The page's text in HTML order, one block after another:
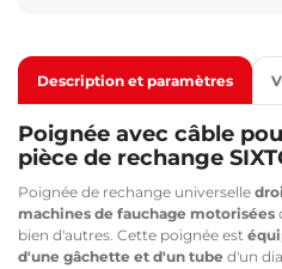
Description et paramètres
Poignée avec câble
pièce de rechange
Poignée de rechange universelle
machines de fauchage motorisées
bien d'autres. Cette poignée est
d'une gâchette et d'un tube d'un